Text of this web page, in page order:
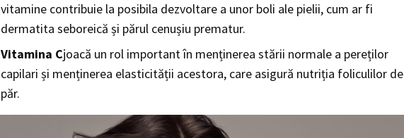
vitamine contribuie la posibila dezvoltare a unor boli ale pielii, cum ar fi
dermatita seboreică și părul cenușiu prematur.
Vitamina Cjoacă un rol important în menținerea stării normale a pereților
capilari și menținerea elasticității acestora, care asigură nutriția foliculilor de
păr.